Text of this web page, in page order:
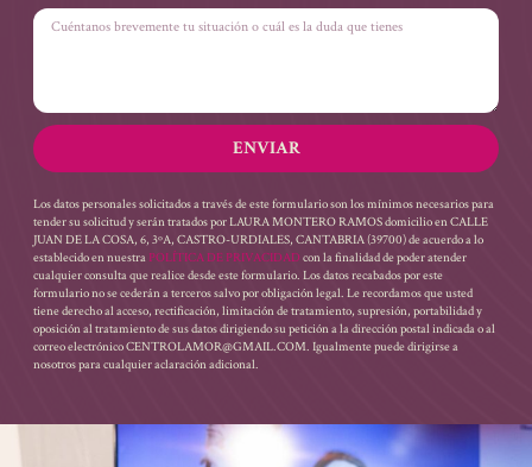
ENVIAR
Los datos personales solicitados a través de este formulario son los mínimos necesarios para
tender su solicitud y serán tratados por LAURA MONTERO RAMOS domicilio en CALLE
JUAN DE LA COSA, 6, 3ºA, CASTRO-URDIALES, CANTABRIA (39700) de acuerdo a lo
establecido en nuestra POLÍTICA DE PRIVACIDAD con la finalidad de poder atender
cualquier consulta que realice desde este formulario. Los datos recabados por este
formulario no se cederán a terceros salvo por obligación legal. Le recordamos que usted
tiene derecho al acceso, rectificación, limitación de tratamiento, supresión, portabilidad y
oposición al tratamiento de sus datos dirigiendo su petición a la dirección postal indicada o al
correo electrónico CENTROLAMOR@GMAIL.COM. Igualmente puede dirigirse a
nosotros para cualquier aclaración adicional.